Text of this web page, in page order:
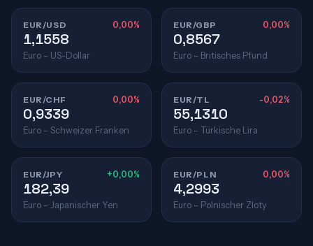
EUR/USD 0,00%
1,1558
Euro – US-Dollar
EUR/GBP 0,00%
0,8567
Euro – Britisches Pfund
EUR/CHF 0,00%
0,9339
Euro – Schweizer Franken
EUR/TL -0,02%
55,1310
Euro – Türkische Lira
EUR/JPY +0,00%
182,39
Euro – Japanischer Yen
EUR/PLN 0,00%
4,2993
Euro – Polnischer Zloty